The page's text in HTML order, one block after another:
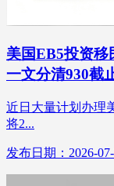
美国EB5投资移
一文分清930截
近日大量计划办理
将2...
发布日期：2026-